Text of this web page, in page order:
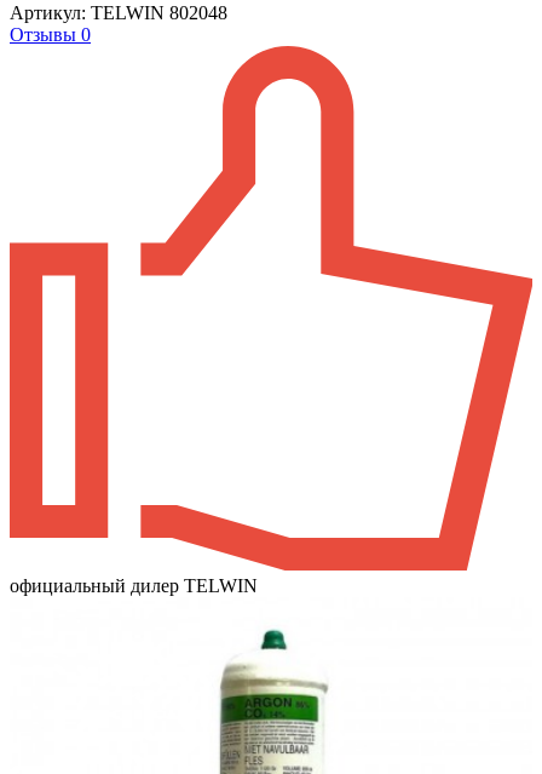
Артикул: TELWIN 802048
Отзывы 0
официальный дилер TELWIN